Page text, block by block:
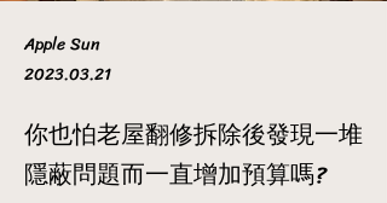
Apple Sun
2023.03.21
你也怕老屋翻修拆除後發現一堆
隱蔽問題而一直增加預算嗎?